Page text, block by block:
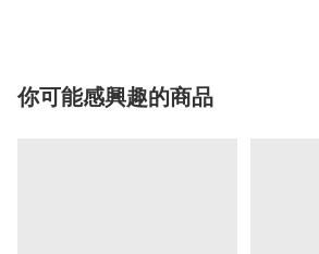
你可能感興趣的商品